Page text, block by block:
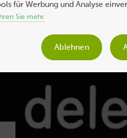
für Werbung und Analyse
Sie mehr.
Ablehnen